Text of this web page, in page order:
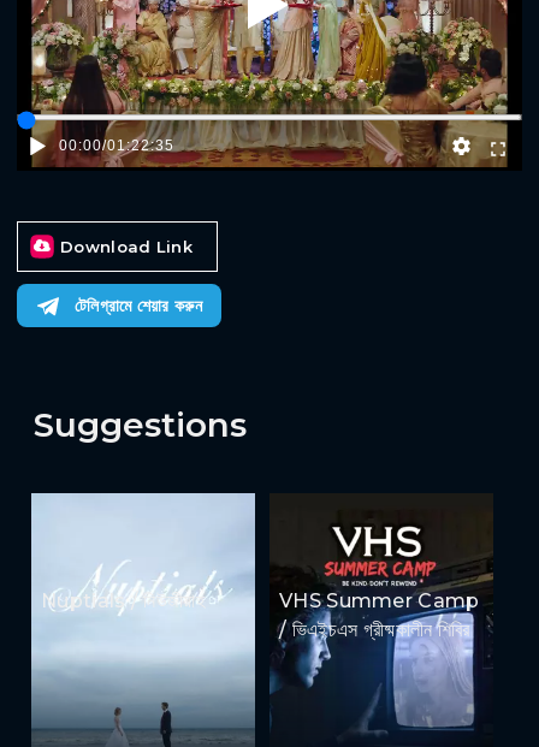
Play
00:00/01:22:35
Download Link
টেলিগ্রামে শেয়ার করুন
Suggestions
Nuptials / নিউজীয়াহ
VHS Summer Camp
/ ভিএইচএস গ্রীষ্মকালীন শিবির